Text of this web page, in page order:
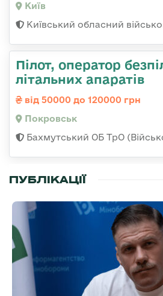
Київ
Київський обласний
Пілот, оператор
літальних апаратів
від 50000 до 120000 грн
Покровськ
Бахмутський ОБ ТрО
ПУБЛІКАЦІЇ